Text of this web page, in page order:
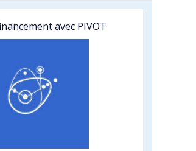
avec PIVOT